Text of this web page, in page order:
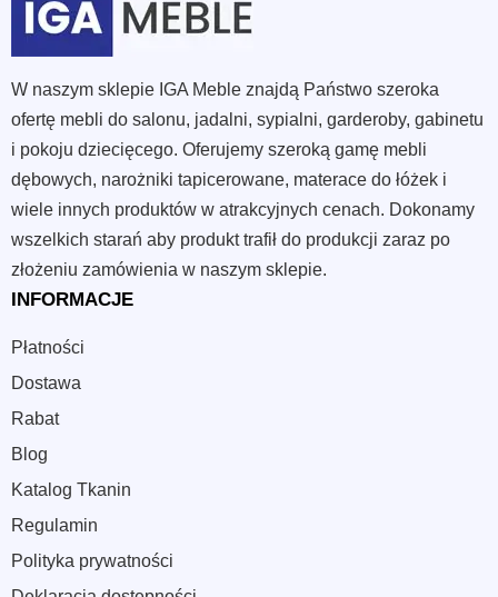
W naszym sklepie IGA Meble znajdą Państwo szeroka
ofertę mebli do salonu, jadalni, sypialni, garderoby, gabinetu
i pokoju dziecięcego. Oferujemy szeroką gamę mebli
dębowych, narożniki tapicerowane, materace do łóżek i
wiele innych produktów w atrakcyjnych cenach. Dokonamy
wszelkich starań aby produkt trafił do produkcji zaraz po
złożeniu zamówienia w naszym sklepie.
INFORMACJE
Płatności
Dostawa
Rabat
Blog
Katalog Tkanin
Regulamin
Polityka prywatności